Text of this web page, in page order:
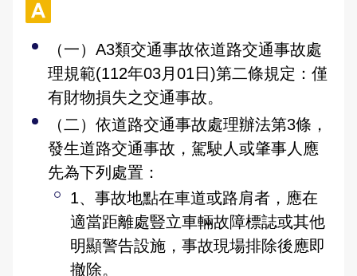
所屬直屬隊
本館介紹及沿革
交通資訊
參訪須知
預約參訪
本局參訪須知
大事記
樓層環景導覽
緊急連絡電話
安全及衛生防護執行成果
公開徵信專區
RSS訊息中心
警政爭議訊息澄清
請託關說登錄查察作業統計資料
警政統計
應用統計分析專區
性別統計專區
統計資料視覺化查詢專區
雙語詞彙
性別主流化專區
相關連結
治安熱點
拾得遣失物專區
各分局分駐（派出）所服務據點
測速照相地點
本縣易肇事路段
違規拖吊查詢
交通事故處理幫手
交通違規簡訊通報
婦幼專區
婦幼安全警示地點
高再犯危險之性侵害加害人人數公告專區
防制人口販運宣導專區
警政APP下載
廉政指引
重大災害通報專區
民防召募專區
彰化縣擴大召募有志青年加入民防團隊
警民交流留言板
影音多媒體
Youtube頻道
個人資料保護相關資料
偵查不公開專區
維護管理機制資訊專區
各類法規命令
施政計畫
業務統計
預算及決算書
雙語詞彙
本局信箱
常見問答
English
（一）A3類交通事故依道路交通事故處
理規範(112年03月01日)第二條規定：僅
有財物損失之交通事故。
（二）依道路交通事故處理辦法第3條，
發生道路交通事故，駕駛人或肇事人應
先為下列處置：
1、事故地點在車道或路肩者，應在
適當距離處豎立車輛故障標誌或其他
明顯警告設施，事故現場排除後應即
撤除。